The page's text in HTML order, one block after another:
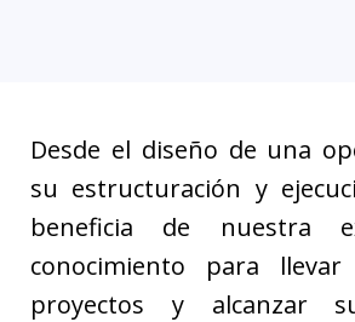
Desde el diseño de una
su estructuración y
beneficia de nuestra
conocimiento para
proyectos y alcanzar